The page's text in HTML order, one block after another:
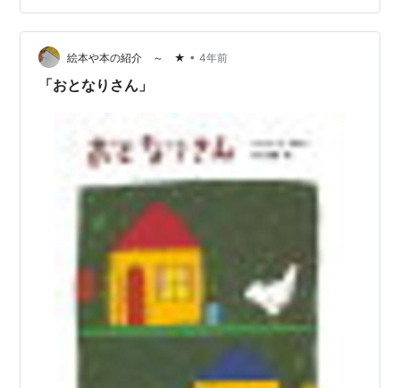
33歳の磯田さんは、にっこり、しばし考えて ＝ ＝ ＝ ＝
＝ 津幡町立図書館様 天下の書府に…
絵本や本の紹介 ～ ★ • 4年前
「おとなりさん」